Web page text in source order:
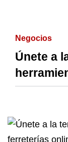
Negocios
Únete a